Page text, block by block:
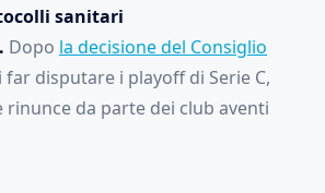
sanitari
Dopo la decisione del Consiglio
far disputare i playoff di Serie C,
da parte dei club aventi